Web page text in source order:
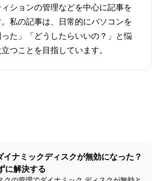
ションの管理などを中心に記事を
私の記事は、日常的にパソコンを
た」「どうしたらいいの？」と悩
つことを目指しています。
イナミックディスクが無効になった？
に解決する